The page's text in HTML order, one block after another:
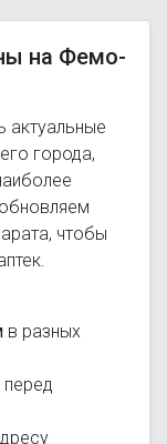
на Фемо-
актуальные
города,
чтобы
в разных
перед